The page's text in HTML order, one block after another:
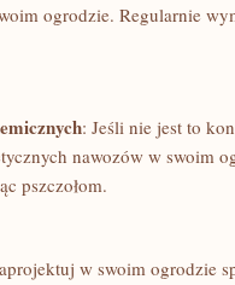
ogrodzie. Regularnie
: Jeśli nie jest to
nawozów w​ swoim
pszczołom.
w swoim ogrodzie